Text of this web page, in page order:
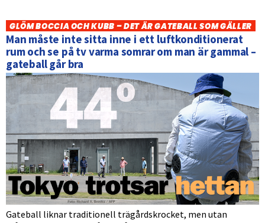
GLÖM BOCCIA OCH KUBB – DET ÄR GATEBALL SOM GÄLLER
Man måste inte sitta inne i ett luftkonditionerat
rum och se på tv varma somrar om man är gammal –
gateball går bra
Gateball liknar traditionell trägårdskrocket, men utan